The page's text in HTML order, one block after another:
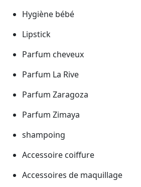
Hygiène bébé
Lipstick
Parfum cheveux
Parfum La Rive
Parfum Zaragoza
Parfum Zimaya
shampoing
Accessoire coiffure
Accessoires de maquillage